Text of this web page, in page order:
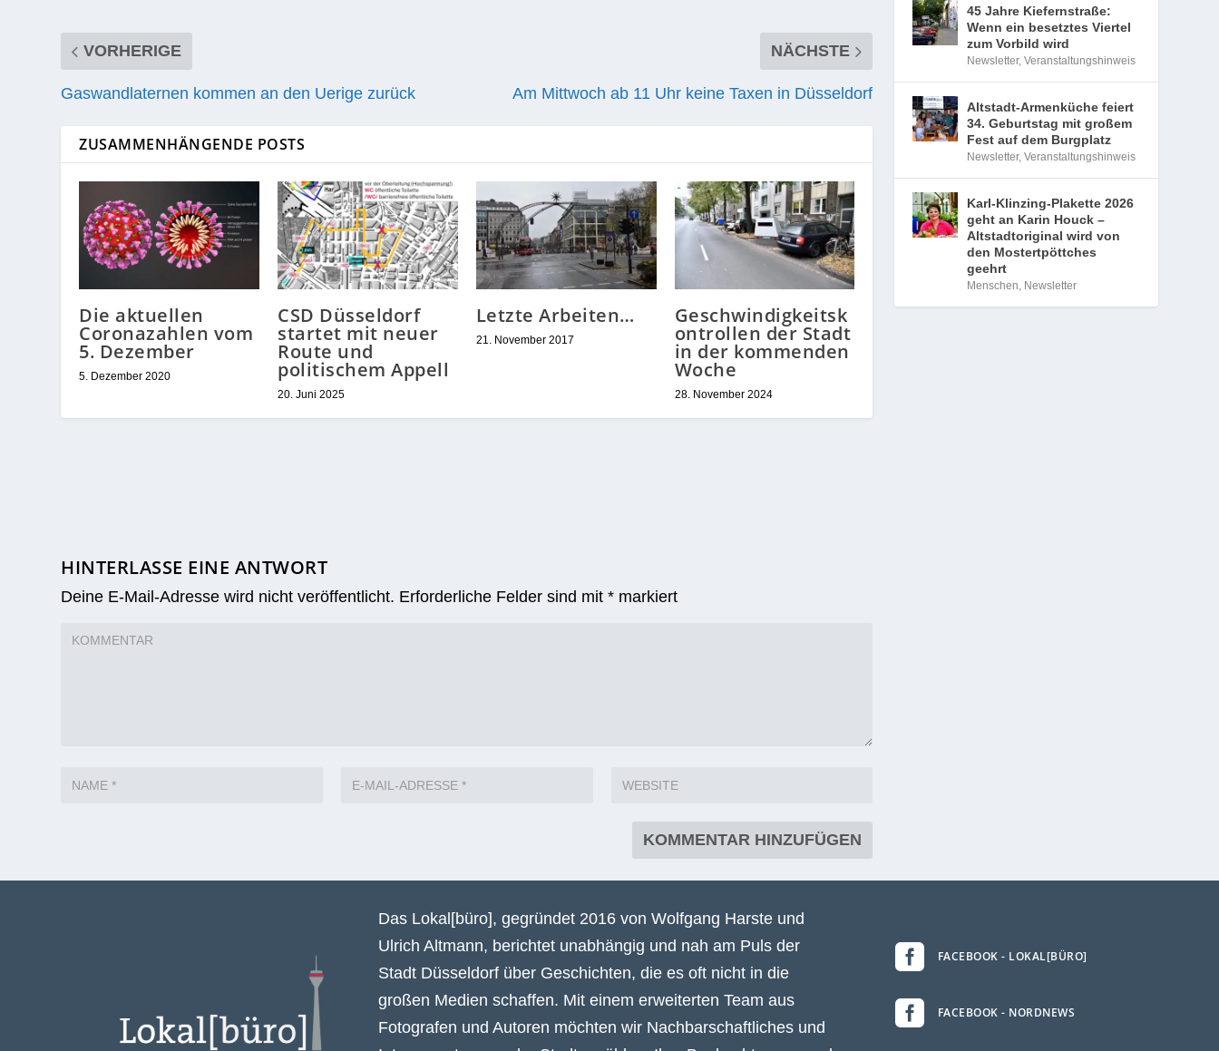
VORHERIGE
Gaswandlaternen kommen an den Uerige zurück
NÄCHSTE
Am Mittwoch ab 11 Uhr keine Taxen in Düsseldorf
ZUSAMMENHÄNGENDE POSTS
Die aktuellen
Coronazahlen vom
5. Dezember
5. Dezember 2020
CSD Düsseldorf
startet mit neuer
Route und
politischem Appell
20. Juni 2025
Letzte Arbeiten…
21. November 2017
Geschwindigkeitsk
ontrollen der Stadt
in der kommenden
Woche
28. November 2024
HINTERLASSE EINE ANTWORT
Deine E-Mail-Adresse wird nicht veröffentlicht. Erforderliche Felder sind mit* markiert
45 Jahre Kiefernstraße:
Wenn ein besetztes Viertel
zum Vorbild wird
Newsletter,Veranstaltungshinweis
Altstadt-Armenküche feiert
34. Geburtstag mit großem
Fest auf dem Burgplatz
Newsletter,Veranstaltungshinweis
Karl-Klinzing-Plakette 2026
geht an Karin Houck –
Altstadtoriginal wird von
den Mostertpöttches
geehrt
Menschen, Newsletter
Das Lokal[büro], gegründet 2016 von Wolfgang Harste und
Ulrich Altmann, berichtet unabhängig und nah am Puls der
Stadt Düsseldorf über Geschichten, die es oft nicht in die
großen Medien schaffen. Mit einem erweiterten Team aus
Fotografen und Autoren möchten wir Nachbarschaftliches und
 FACEBOOK - LOKAL[BÜRO]
 FACEBOOK - NORDNEWS